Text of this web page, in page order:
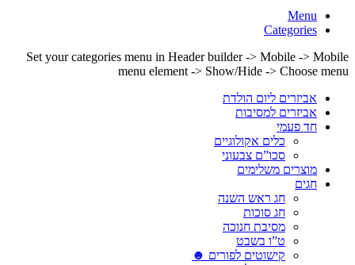
Menu
Categories
Set your categories menu in Header builder -> Mobile -> Mobile
menu element -> Show/Hide -> Choose menu
אביזרים ליום הולדת
אביזרים למסיבות
חד פעמי
כלים אקולוגיים
סכו”ם צבעוני
מוצרים משלימים
חגים
חג ראש השנה
חג סוכות
מסיבת חנוכה
ט”ו בשבט
קישוטים לפורים ☻